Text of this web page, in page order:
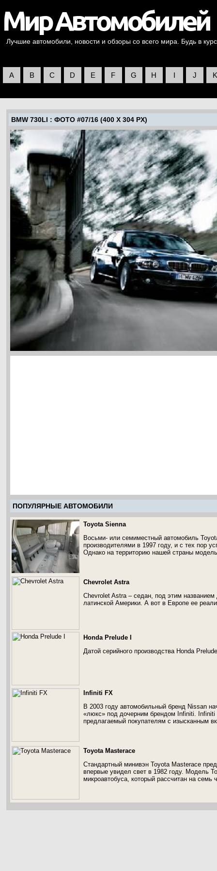
Лучшие автомобили, новости и обзоры со всего мира. Будь в
A B C D E F G H I J K
BMW 730LI : ФОТО #07/16 (400 X 304 PX)
ПОПУЛЯРНЫЕ АВТОМОБИЛИ
Toyota Sienna
Восьми- или семиместный автомобиль
производителями в 1997 году, и с тех пор
Однако на территорию нашей страны
Chevrolet Astra
Chevrolet Astra – седан, под этим названием
латинской Америки. А вот в Европе ее
Honda Prelude I
Датой серийного производства Honda
Infiniti FX
В 2003 году автомобильный бренд Nissan
«люкс» под дочерним брендом Infiniti.
предлагаемый покупателям с изысканным
Toyota Masterace
Стандартный минивэн Toyota Masterace
впервые увидел свет в 1982 году. Модель
микроавтобуса, который рассчитан на семь